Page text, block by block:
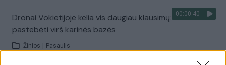
00:00:40
Dronai Vokietijoje kelia vis daugiau klausimų: du
pastebėti virš karinės bazės
Žinios Pasaulis